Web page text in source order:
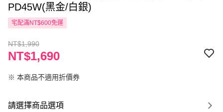
PD45W(黑金/白銀)
宅配滿NT$600免運
NT$1,990
NT$1,690
※ 本商品不適用折價券
請選擇商品選項